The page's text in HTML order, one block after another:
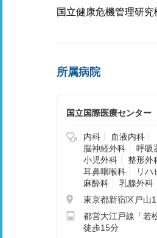
国立健康危機管理研
所属病院
国立国際医療センター
内科 血液内科
脳神経外科
呼吸
小児外科
整形外
耳鼻咽喉科
リハ
麻酔科
乳腺外科
東京都新宿区戸山
都営大江戸線「若
徒歩15分